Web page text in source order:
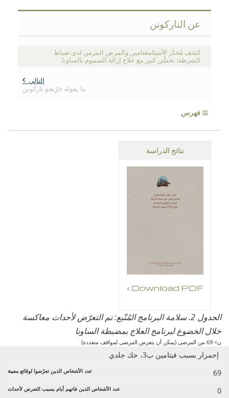
عن الناركونن
كشف مُخدّر الأميثامفتامين والمرض المزمن لدى ضباط
الشرطة: تحسُّن كبير مع علاج إزالة السموم بالساونا.
التالي
ما يقوله خرّيجو ناركونن
≡فهرس
نتائج الدراسة
Download PDF ›
الجدول 2. سلامة البرنامج المُتّبع: تم التعرّض لأحداث معاكسة
خلال الخضوع لبرنامج العلاج بمضبطة الساونا
ن= 69 من المرضى (يمكن أن يتعرض المرضى لمواقف متعددة)
إحمرار بسبب فيتامين ب3، حك جلدي
69
0